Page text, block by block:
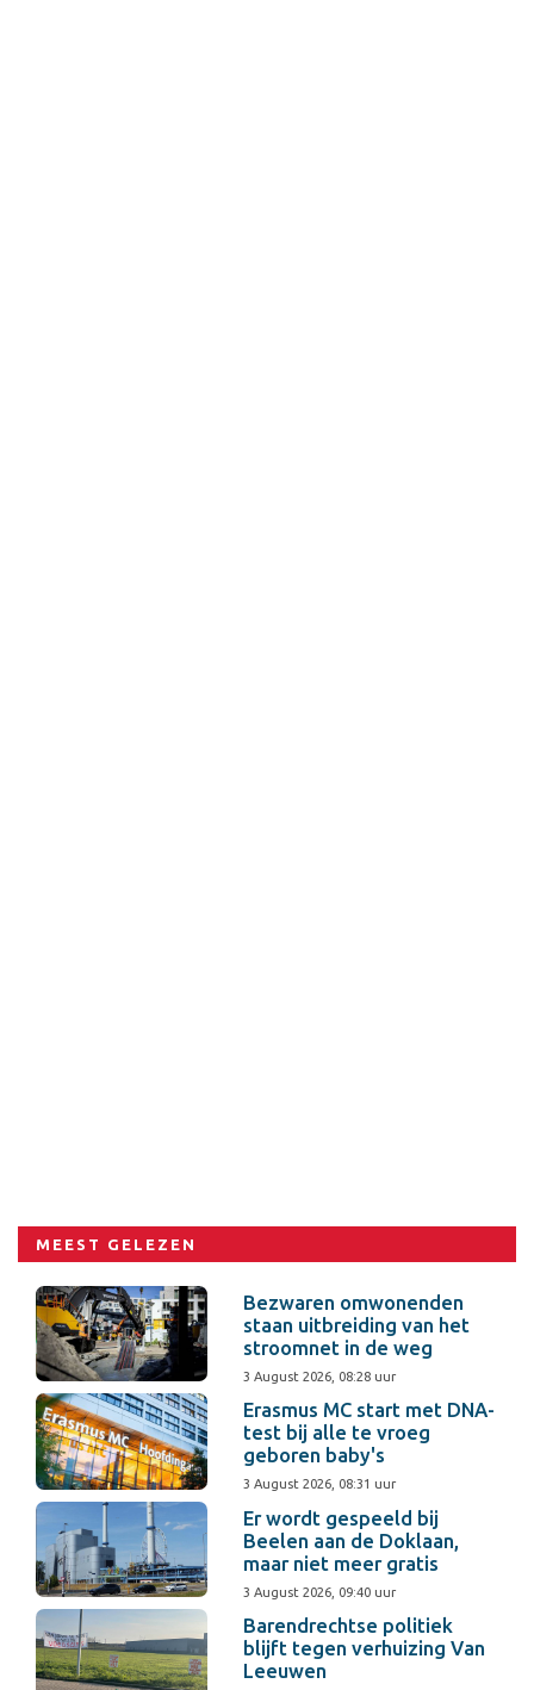
MEEST GELEZEN
Bezwaren omwonenden
staan uitbreiding van het
stroomnet in de weg
3 August 2026, 08:28 uur
Erasmus MC start met DNA-
test bij alle te vroeg
geboren baby's
3 August 2026, 08:31 uur
Er wordt gespeeld bij
Beelen aan de Doklaan,
maar niet meer gratis
3 August 2026, 09:40 uur
Barendrechtse politiek
blijft tegen verhuizing Van
Leeuwen